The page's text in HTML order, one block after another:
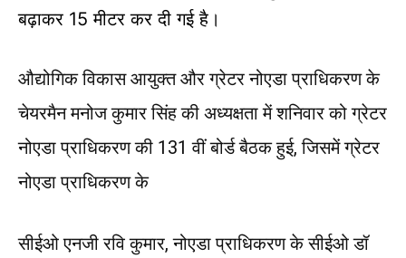
बढ़ाकर 15 मीटर कर दी गई है।
औद्योगिक विकास आयुक्त और ग्रेटर नोएडा प्राधिकरण के
चेयरमैन मनोज कुमार सिंह की अध्यक्षता में शनिवार को ग्रेटर
नोएडा प्राधिकरण की 131 वीं बोर्ड बैठक हुई, जिसमें ग्रेटर
नोएडा प्राधिकरण के
सीईओ एनजी रवि कुमार, नोएडा प्राधिकरण के सीईओ डॉ